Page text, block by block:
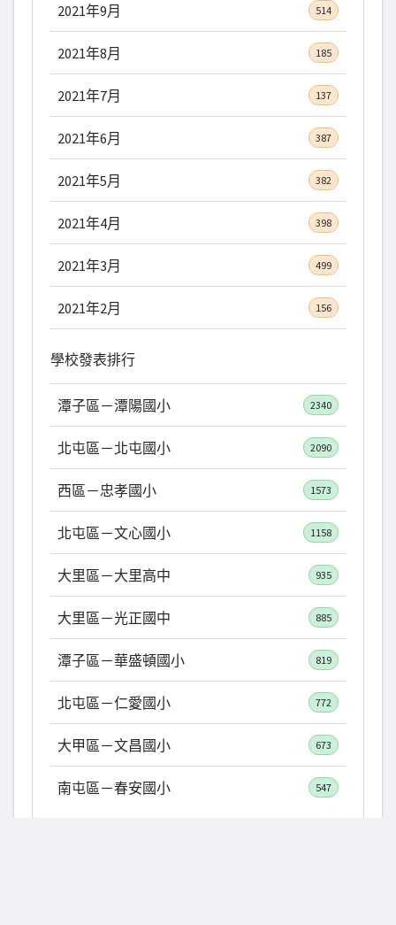
2021年9月 514
2021年8月 185
2021年7月 137
2021年6月 387
2021年5月 382
2021年4月 398
2021年3月 499
2021年2月 156
學校發表排行
潭子區－潭陽國小 2340
北屯區－北屯國小 2090
西區－忠孝國小 1573
北屯區－文心國小 1158
大里區－大里高中 935
大里區－光正國中 885
潭子區－華盛頓國小 819
北屯區－仁愛國小 772
大甲區－文昌國小 673
南屯區－春安國小 547